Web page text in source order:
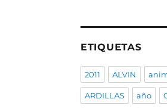
ETIQUETAS
2011 ALVIN
ARDILLAS año